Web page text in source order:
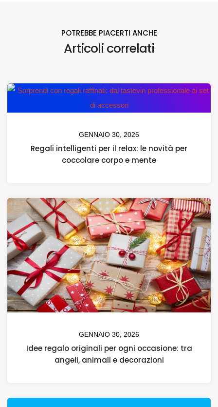
POTREBBE PIACERTI ANCHE
Articoli correlati
GENNAIO 30, 2026
Regali intelligenti per il relax: le novità per
coccolare corpo e mente
GENNAIO 30, 2026
Idee regalo originali per ogni occasione: tra
angeli, animali e decorazioni